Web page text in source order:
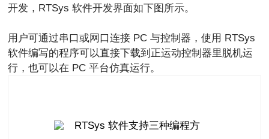
开发，RTSys 软件开发界面如下图所示。
用户可通过串口或网口连接 PC 与控制器，使用 RTSys
软件编写的程序可以直接下载到正运动控制器里脱机运
行，也可以在 PC 平台仿真运行。
RTSys 软件支持三种编程方